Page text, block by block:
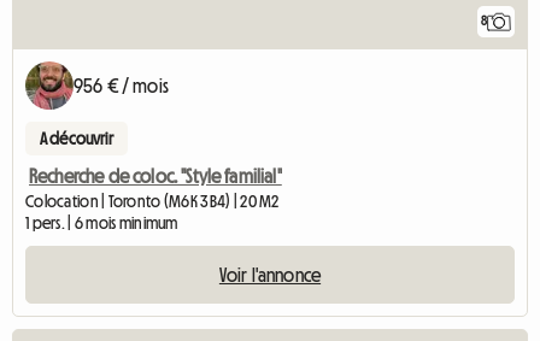
8
956 € / mois
A découvrir
Recherche de coloc. "Style familial"
Colocation | Toronto (M6K 3B4) | 20 M2
1 pers. | 6 mois minimum
Voir l'annonce